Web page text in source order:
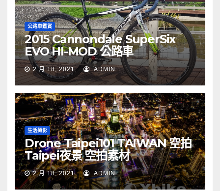
公路車鑑賞
2015 Cannondale SuperSix
EVO HI-MOD 公路車
2 月 18, 2021 ADMIN
生活攝影
Drone Taipei101 TAIWAN 空拍
Taipei夜景 空拍素材
2 月 18, 2021 ADMIN